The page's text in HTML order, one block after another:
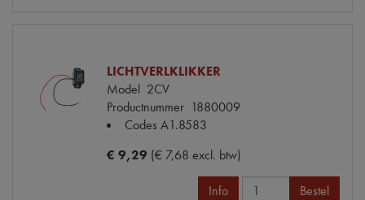
LICHTVERLKLIKKER
Model 2CV
Productnummer 1880009
Codes A1.8583
€ 9,29 (€ 7,68 excl. btw)
Info Bestel